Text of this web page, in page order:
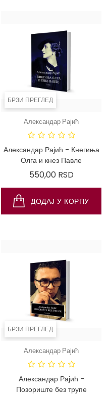
БРЗИ ПРЕГЛЕД
Александар Рајић
Александар Рајић - Кнегиња
Олга и кнез Павле
550,00 RSDЦена
ДОДАЈ У КОРПУ
БРЗИ ПРЕГЛЕД
Александар Рајић
Александар Рајић -
Позориште без трупе